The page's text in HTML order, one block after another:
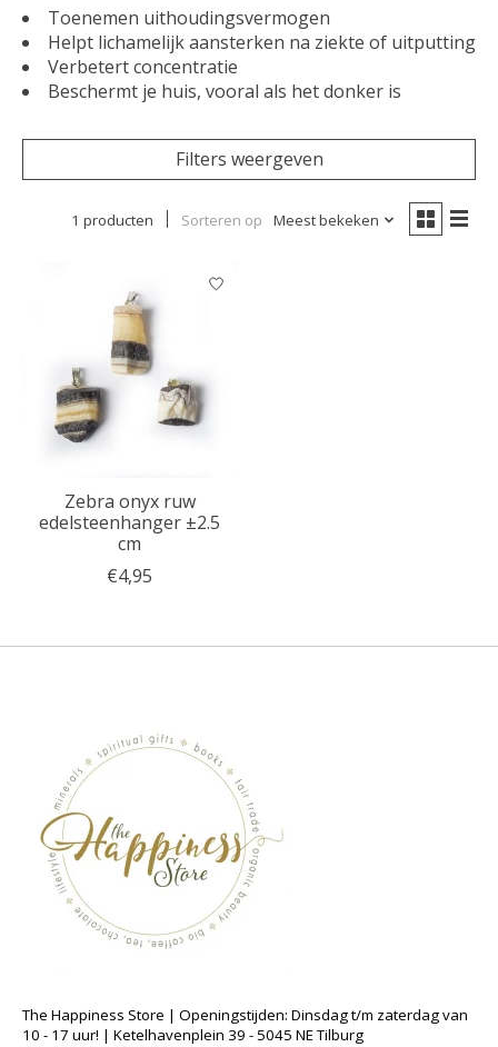
Toenemen uithoudingsvermogen
Helpt lichamelijk aansterken na ziekte of uitputting
Verbetert concentratie
Beschermt je huis, vooral als het donker is
Filters weergeven
1 producten Sorteren op Meest bekeken
Zebra onyx ruw
edelsteenhanger ±2.5
cm
€4,95
The Happiness Store | Openingstijden: Dinsdag t/m zaterdag van
10 - 17 uur! | Ketelhavenplein 39 - 5045 NE Tilburg